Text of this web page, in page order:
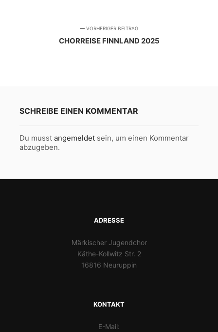
VORHERIGER BEITRAG
CHORREISE FINNLAND 2025
SCHREIBE EINEN KOMMENTAR
Du musst angemeldet sein, um einen Kommentar
abzugeben.
ADRESSE
Märkischer Jugendchor
Käthe-Kollwitz Str. 2
16816 Neuruppin
KONTAKT
E-Mail: